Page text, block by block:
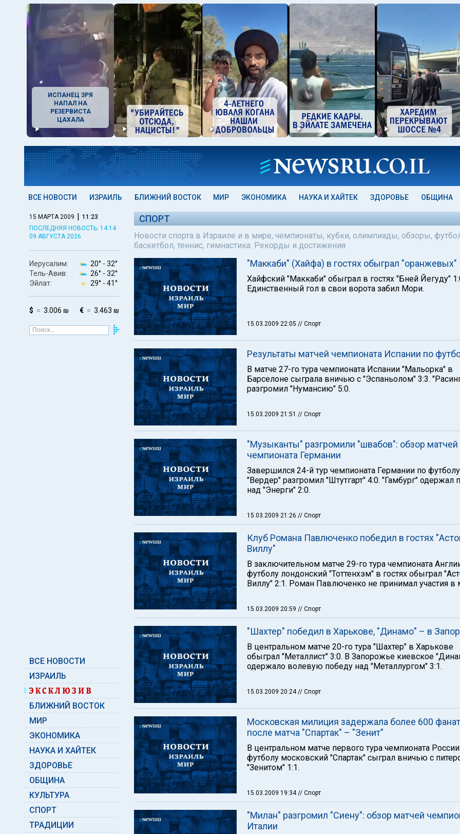
ИСПАНЕЦ ЗРЯ
НАПАЛ НА
РЕЗЕРВИСТА
ЦАХАЛА
ВСЕ НОВОСТИ ИЗРАИЛЬ БЛИЖНИЙ ВОСТОК МИР ЭКОНОМИКА НАУКА И ХАЙТЕК ЗДОРОВЬЕ ОБЩИНА
15 МАРТА 2009 | 11:23
ПОСЛЕДНЯЯ НОВОСТЬ: 14:14
09 АВГУСТА 2026
Иерусалим: 20° - 32°
Тель-Авив:
26° - 32°
Эйлат:
29° - 41°
$ 3.006 ₪ € 3.463 ₪
ВСЕ НОВОСТИ
ИЗРАИЛЬ
БЛИЖНИЙ ВОСТОК
МИР
ЭКОНОМИКА
НАУКА И ХАЙТЕК
ЗДОРОВЬЕ
ОБЩИНА
КУЛЬТУРА
СПОРТ
ТРАДИЦИИ
СПОРТ
Новости спорта в Израиле и в мире, чемпионаты, кубки, олимпиады, обзоры,
баскетбол, теннис, гимнастика. Рекорды и достижения
"Маккаби" (Хайфа) в гостях обыграл "оранжевых"
Хайфский "Маккаби" обыграл в гостях "Бней Йегуду"
Единственный гол в свои ворота забил Мори.
15.03.2009 22:05 // Спорт
Результаты матчей чемпионата Испании по
В матче 27-го тура чемпионата Испании "Мальорка" в
Барселоне сыграла вничью с "Эспаньолом" 3:3.
разгромил "Нумансию" 5:0.
15.03.2009 21:51 // Спорт
"Музыканты" разгромили "швабов": обзор матчей
чемпионата Германии
Завершился 24-й тур чемпионата Германии по
"Вердер" разгромил "Штутгарт" 4:0. "Гамбург" одержал
над "Энерги" 2:0.
15.03.2009 21:26 // Спорт
Клуб Романа Павлюченко победил в гостях
Виллу"
В заключительном матче 29-го тура чемпионата
футболу лондонский "Тоттенхэм" в гостях обыграл
Виллу" 2:1. Роман Павлюченко не принимал участия в
15.03.2009 20:59 // Спорт
"Шахтер" победил в Харькове, "Динамо" – в
В центральном матче 20-го тура "Шахтер" в Харькове
обыграл "Металлист" 3:0. В Запорожье киевское
одержало волевую победу над "Металлургом" 3:1.
15.03.2009 20:24// Спорт
Московская милиция задержала более 600
после матча "Спартак" – "Зенит"
В центральном матче первого тура чемпионата
футболу московский "Спартак" сыграл вничью с
"Зенитом" 1:1.
15.03.2009 19:34// Спорт
"Милан" разгромил "Сиену": обзор матчей
Италии